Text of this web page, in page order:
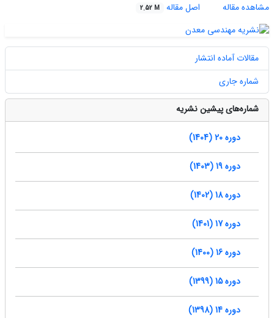
مشاهده مقاله
اصل مقاله 2.52 M
مقالات آماده انتشار
شماره جاری
شماره‌های پیشین نشریه
دوره 20 (1404)
دوره 19 (1403)
دوره 18 (1402)
دوره 17 (1401)
دوره 16 (1400)
دوره 15 (1399)
دوره 14 (1398)